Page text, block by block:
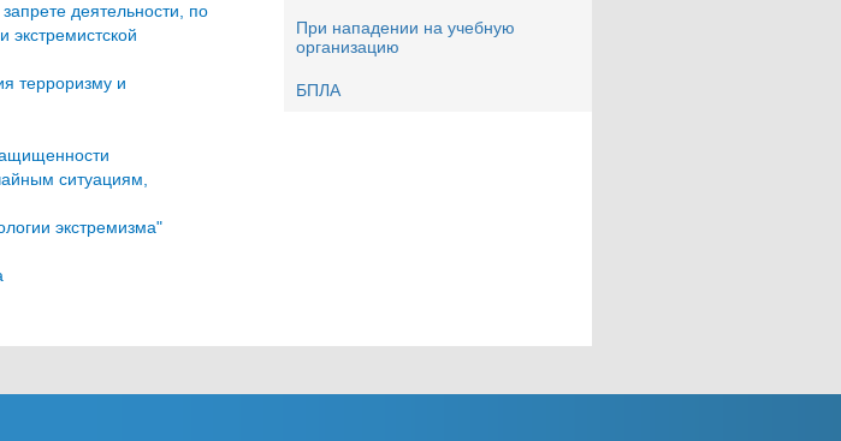
При нападении на учебную
организацию
БПЛА
деятельности, по
терроризму и
ситуациям,
экстремизма"